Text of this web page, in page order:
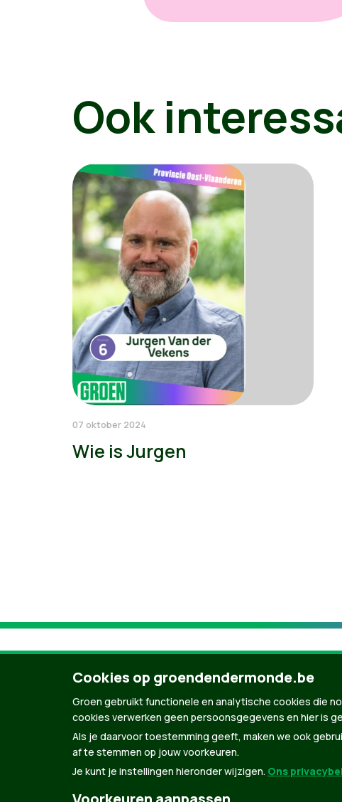
Ook
07 oktober 2024
Wie is Jurgen
© Copyright Groen 2026 | Gemaakt met
Cookies op groendendermonde.be
Groen gebruikt functionele en analytische cookies die
cookies verwerken geen persoonsgegevens en hier is
Als je daarvoor toestemming geeft, maken we ook
af te stemmen op jouw voorkeuren.
Je kunt je instellingen hieronder wijzigen. Ons